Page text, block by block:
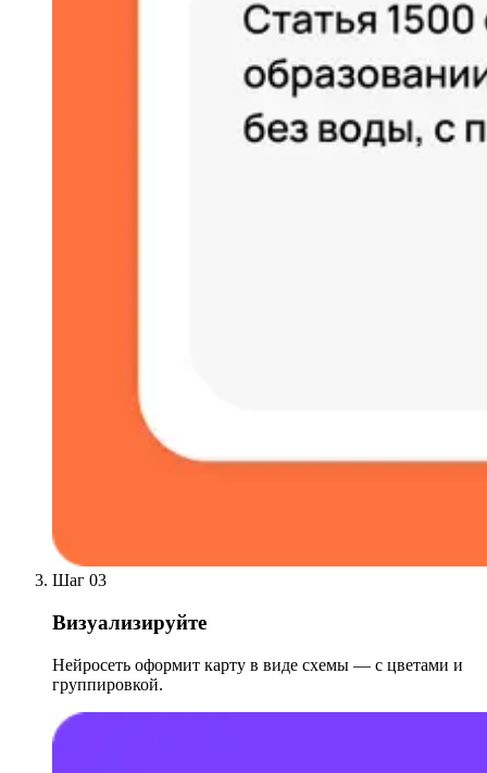
Шаг 03
Визуализируйте
Нейросеть оформит карту в виде схемы — с цветами и
группировкой.